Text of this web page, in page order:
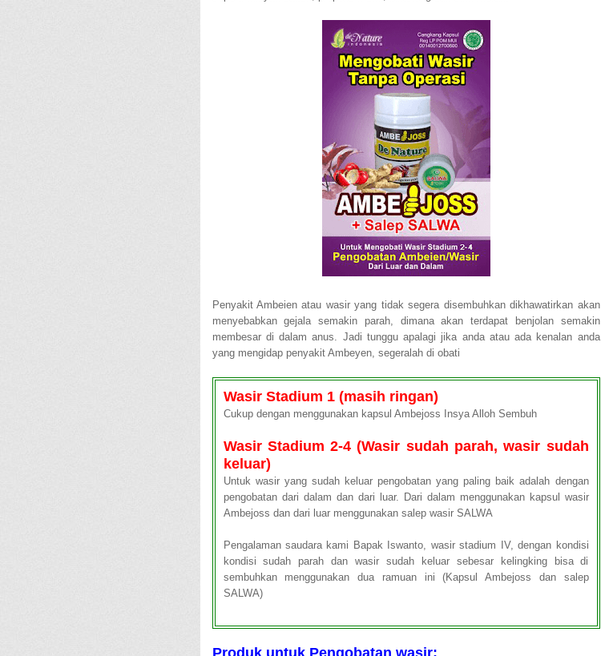
Penyakit Ambeien atau wasir yang tidak segera disembuhkan dikhawatirkan akan
menyebabkan gejala semakin parah, dimana akan terdapat benjolan semakin
membesar di dalam anus. Jadi tunggu apalagi jika anda atau ada kenalan anda
yang mengidap penyakit Ambeyen, segeralah di obati
Wasir Stadium 1 (masih ringan)
Cukup dengan menggunakan kapsul Ambejoss Insya Alloh Sembuh
Wasir Stadium 2-4 (Wasir sudah parah, wasir sudah
keluar)
Untuk wasir yang sudah keluar pengobatan yang paling baik adalah dengan
pengobatan dari dalam dan dari luar. Dari dalam menggunakan kapsul wasir
Ambejoss dan dari luar menggunakan salep wasir SALWA
Pengalaman saudara kami Bapak Iswanto, wasir stadium IV, dengan kondisi
kondisi sudah parah dan wasir sudah keluar sebesar kelingking bisa di
sembuhkan menggunakan dua ramuan ini (Kapsul Ambejoss dan salep
SALWA)
Produk untuk Pengobatan wasir: